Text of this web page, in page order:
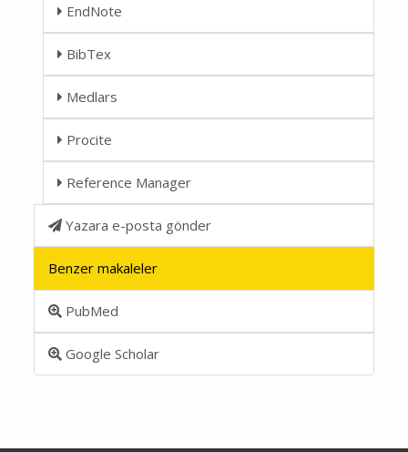
EndNote
BibTex
Medlars
Procite
Reference Manager
Yazara e-posta gönder
Benzer makaleler
PubMed
Google Scholar